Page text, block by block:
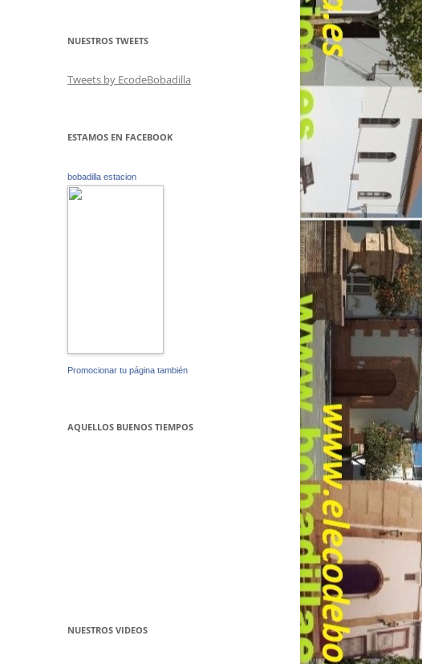
NUESTROS TWEETS
Tweets by EcodeBobadilla
ESTAMOS EN FACEBOOK
bobadilla estacion
Promocionar tu página también
AQUELLOS BUENOS TIEMPOS
NUESTROS VIDEOS